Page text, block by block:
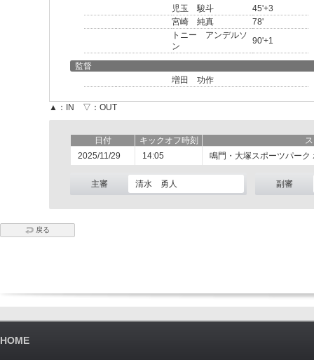
児玉 駿斗
45'+3
宮崎 純真
78'
トニー アンデルソ
ン
90'+1
監督
増田 功作
▲：IN ▽：OUT
日付 キックオフ時刻
2025/11/29
14:05 鳴門・大塚スポーツパー
主審 清水 勇人 副審
戻る
HOME